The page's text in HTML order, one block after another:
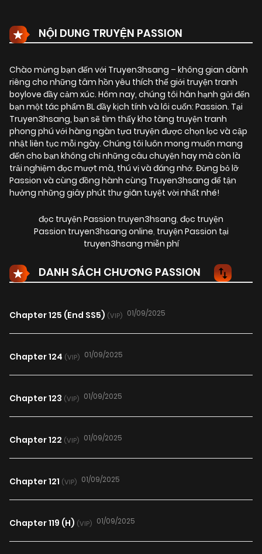
NỘI DUNG TRUYỆN PASSION
Chào mừng bạn đến với Truyen3hsang – không gian dành
riêng cho những tâm hồn yêu thích thế giới truyện tranh
boylove đầy cảm xúc. Hôm nay, chúng tôi hân hạnh gửi đến
bạn một tác phẩm BL đầy kịch tính và lôi cuốn: Passion. Tại
Truyen3hsang, bạn sẽ tìm thấy kho tàng truyện tranh
phong phú với hàng ngàn tựa truyện được chọn lọc và cập
nhật liên tục mỗi ngày. Chúng tôi luôn mong muốn mang
đến cho bạn không chỉ những câu chuyện hay mà còn là
trải nghiệm đọc mượt mà, thú vị và đáng nhớ. Đừng bỏ lỡ
Passion và cùng đồng hành cùng Truyen3hsang để tận
hưởng những giây phút thư giãn tuyệt vời nhất nhé!
đọc truyện Passion truyen3hsang, đọc truyện
Passion truyen3hsang online, truyện Passion tại
truyen3hsang miễn phí
DANH SÁCH CHƯƠNG PASSION
Chapter 125 (End SS5) (VIP) 01/09/2025
Chapter 124 (VIP) 01/09/2025
Chapter 123 (VIP) 01/09/2025
Chapter 122 (VIP) 01/09/2025
Chapter 121 (VIP) 01/09/2025
Chapter 119 (H) (VIP) 01/09/2025